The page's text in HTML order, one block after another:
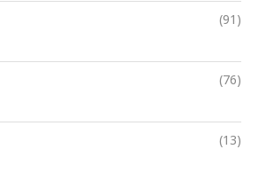
(91)
(76)
(13)